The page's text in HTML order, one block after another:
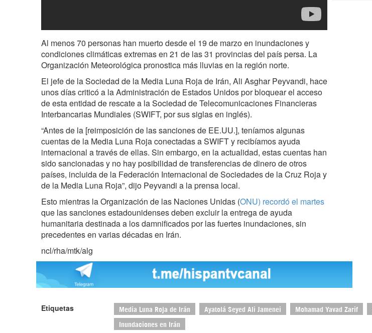
Al menos 70 personas han muerto desde el 19 de marzo en inundaciones y
condiciones climáticas extremas en 21 de las 31 provincias del país persa. La
Organización Meteorológica pronostica más lluvias en la región norte.
El jefe de la Sociedad de la Media Luna Roja de Irán, Ali Asghar Peyvandi, hace
unos días criticó a la Administración de Estados Unidos por bloquear el acceso
de esta entidad de rescate a la Sociedad de Telecomunicaciones Financieras
Interbancarias Mundiales (SWIFT, por sus siglas en inglés).
“Antes de la [reimposición de las sanciones de EE.UU.], teníamos algunas
cuentas de la Media Luna Roja conectadas a SWIFT y recibíamos ayuda
internacional a través de ellas. Sin embargo, en la actualidad, estas cuentas han
sido sancionadas y no hay posibilidad de transferencias de dinero de otros
países, incluida de la Federación Internacional de Sociedades de la Cruz Roja y
de la Media Luna Roja”, dijo Peyvandi a la prensa local.
Esto mientras la Organización de las Naciones Unidas (ONU) recordó el martes
que las sanciones estadounidenses deben excluir la entrega de ayuda
humanitaria destinada a los damnificados por las fuertes inundaciones, sin
precedentes en varias décadas en Irán.
ncl/rha/mtk/alg
Etiquetas Media Luna Roja de Irán Ayatolá Seyed Ali Jamenei Mohamad Yavad Zarif
Inundaciones en Irán